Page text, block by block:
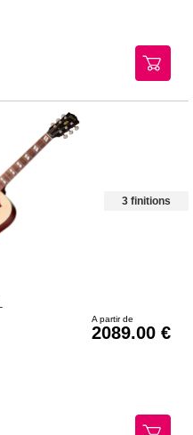
3 finitions
A partir de
2089.00